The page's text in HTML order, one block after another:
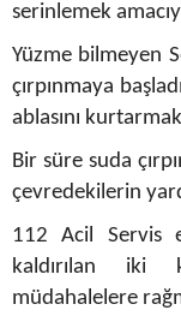
serinlemek
Yüzme bilmeyen
çırpınmaya
ablasını
Bir süre suda
çevredekilerin
112 Acil Servis
kaldırılan iki
müdahalelere